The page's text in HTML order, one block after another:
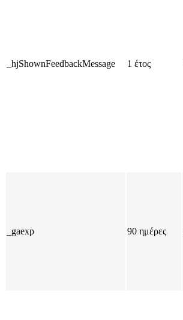
_hjShownFeedbackMessage 1 έτος
_gaexp 90 ημέρες